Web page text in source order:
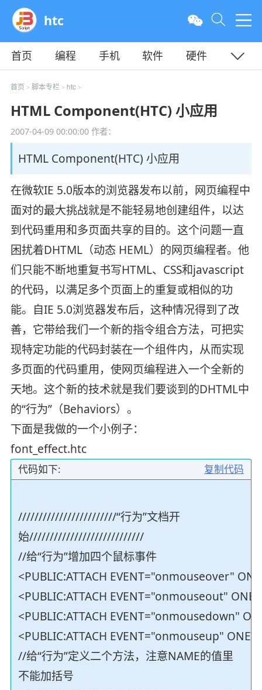
htc
首页 编程 手机 软件
硬件
教程
平面
首页 > 脚本专栏> htc>
HTML Component(HTC) 小应用
2007-04-09 00:00:00作者：
HTML Component(HTC) 小应用
在微软IE 5.0版本的浏览器发布以前，网页编程中
面对的最大挑战就是不能轻易地创建组件，以达
到代码重用和多页面共享的目的。这个问题一直
困扰着DHTML（动态 HEML）的网页编程者。他
们只能不断地重复书写HTML、CSS和javascript
的代码，以满足多个页面上的重复或相似的功
能。自IE 5.0浏览器发布后，这种情况得到了改
善，它带给我们一个新的指令组合方法，可把实
现特定功能的代码封装在一个组件内，从而实现
多页面的代码重用，使网页编程进入一个全新的
天地。这个新的技术就是我们要谈到的DHTML中
的“行为”（Behaviors）。
下面是我做的一个小例子：
font_effect.htc
复制代码
代码如下:
////////////////////////“行为”文档开
始////////////////////////////
//给“行为”增加四个鼠标事件
<PUBLIC:ATTACH EVENT="onmouseover"
<PUBLIC:ATTACH EVENT="onmouseout"
<PUBLIC:ATTACH EVENT="onmousedown"
<PUBLIC:ATTACH EVENT="onmouseup"
//给“行为”定义二个方法，注意NAME的值里
不能加括号